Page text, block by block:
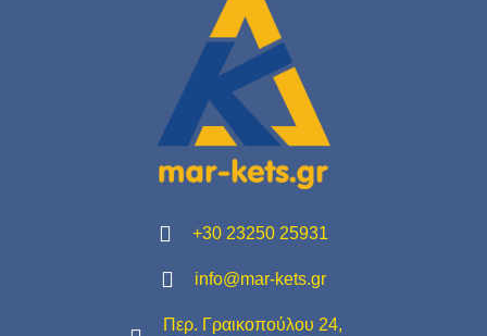
+30 23250 25931
info@mar-kets.gr
Περ. Γραικοπούλου 24,